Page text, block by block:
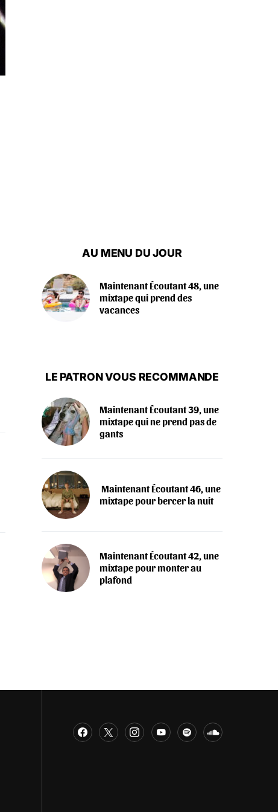
AU MENU DU JOUR
Maintenant Écoutant 48, une
mixtape qui prend des
vacances
LE PATRON VOUS RECOMMANDE
Maintenant Écoutant 39, une
mixtape qui ne prend pas de
gants
‍️ Maintenant Écoutant 46, une
mixtape pour bercer la nuit
Maintenant Écoutant 42, une
mixtape pour monter au
plafond